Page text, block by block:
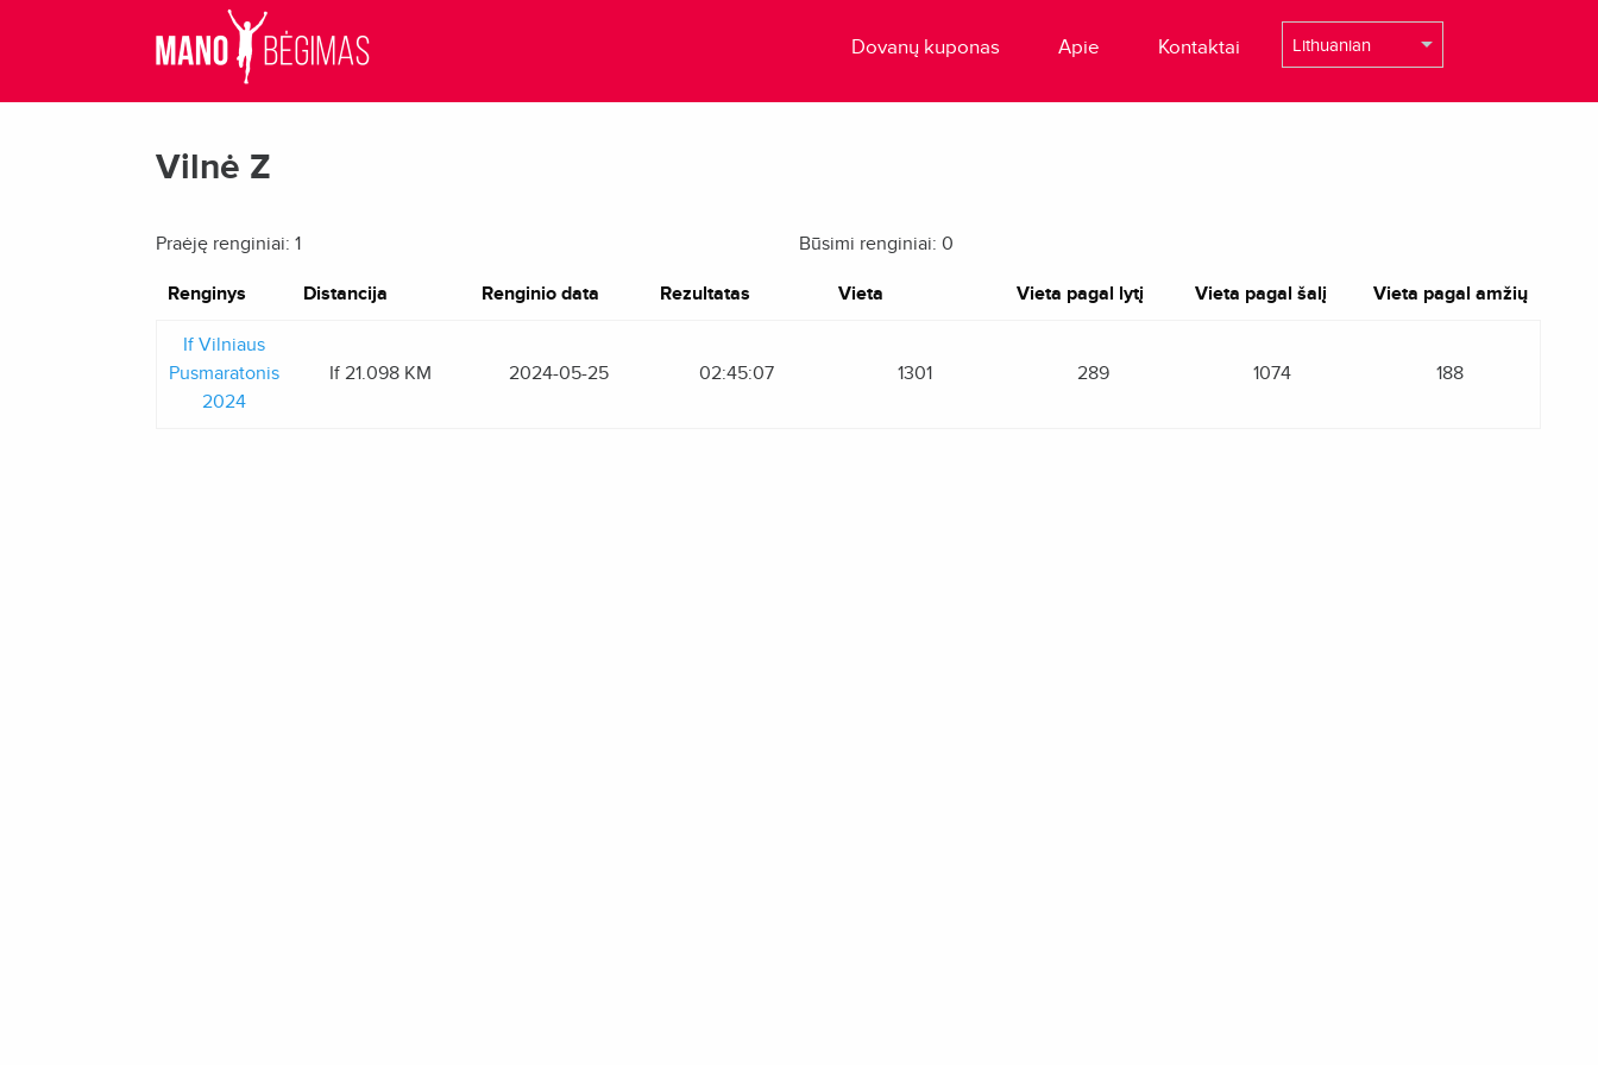
Dovanų kuponas Apie Kontaktai
Vilnė Z
Praėję renginiai: 1 Būsimi renginiai: 0
Renginys Distancija Renginio data Rezultatas Vieta Vieta pagal lytį Vieta pagal šalį Vieta pagal amžių
If Vilniaus
Pusmaratonis
2024
If 21.098 KM 2024-05-25 02:45:07 1301 289 1074 188